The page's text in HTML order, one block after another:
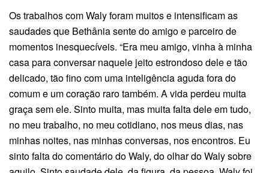
Os trabalhos com Waly foram muitos e intensificam as
saudades que Bethânia sente do amigo e parceiro de
momentos inesquecíveis. “Era meu amigo, vinha à minha
casa para conversar naquele jeito estrondoso dele e tão
delicado, tão fino com uma inteligência aguda fora do
comum e um coração raro também. A vida perdeu muita
graça sem ele. Sinto muita, mas muita falta dele em tudo,
no meu trabalho, no meu cotidiano, nos meus dias, nas
minhas noites, nas minhas conversas, nos encontros. Eu
sinto falta do comentário do Waly, do olhar do Waly sobre